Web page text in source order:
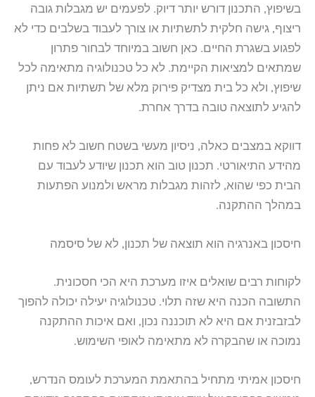
בשיפוץ, התכנון דורש יותר דיוק. לפעמים יש מגבלות גובה
ריצוף, גישה חלקית לתשתיות או צורך לעבוד בשלבים כדי לא
לפגוע בשגרת החיים. כאן חשוב במיוחד לבחור פתרון
שמתאים למציאות הקיימת. לא כל טכנולוגיה מתאימה לכל
שיפוץ, ולא כל בית מצדיק פירוק מלא של תשתיות אם ניתן
להגיע לתוצאה טובה בדרך אחרת.
דווקא במצבים כאלה, ניסיון מעשי בשטח חשוב לא פחות
מהידע התיאורטי. תכנון טוב הוא תכנון שיודע לעבוד עם
הבית כפי שהוא, לזהות מגבלות מראש ולמנוע הפתעות
במהלך ההתקנה.
חיסכון באנרגיה הוא תוצאה של תכנון, לא של סיסמה
לקוחות רבים שואלים איזו מערכת היא הכי חסכונית.
התשובה הכנה היא שזה תלוי. טכנולוגיה יעילה יכולה להפוך
לבזבזנית אם היא לא תוכננה נכון, ואם איכות ההתקנה
נמוכה או שהבקרה לא מתאימה לאופי השימוש.
חיסכון אמיתי מתחיל בהתאמת המערכת לעומס הנדרש,